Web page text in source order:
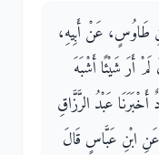
طَاوُسٍ، عَنْ أَبِيهِ،
أَرَ شَيْئًا أَشْبَهَ
عَبْدُ الرَّزَّاقِ
ابْنِ عَبَّاسٍ قَالَ